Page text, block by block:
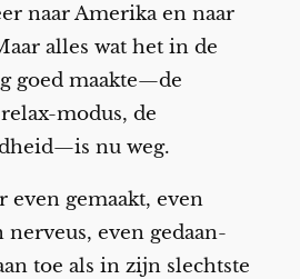
naar Amerika en naar
alles wat het in de
goed maakte—de
modus, de
nu weg.
even gemaakt, even
nerveus, even gedaan-
toe als in zijn slechtste